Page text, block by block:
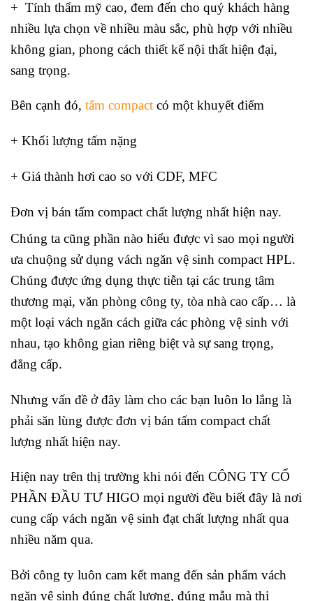
+ Tính thẩm mỹ cao, đem đến cho quý khách hàng
nhiều lựa chọn về nhiều màu sắc, phù hợp với nhiều
không gian, phong cách thiết kế nội thất hiện đại,
sang trọng.
Bên cạnh đó, tấm compact có một khuyết điểm
+ Khối lượng tấm nặng
+ Giá thành hơi cao so với CDF, MFC
Đơn vị bán tấm compact chất lượng nhất hiện nay.
Chúng ta cũng phần nào hiểu được vì sao mọi người
ưa chuộng sử dụng vách ngăn vệ sinh compact HPL.
Chúng được ứng dụng thực tiễn tại các trung tâm
thương mại, văn phòng công ty, tòa nhà cao cấp… là
một loại vách ngăn cách giữa các phòng vệ sinh với
nhau, tạo không gian riêng biệt và sự sang trọng,
đẳng cấp.
Nhưng vấn đề ở đây làm cho các bạn luôn lo lắng là
phải săn lùng được đơn vị bán tấm compact chất
lượng nhất hiện nay.
Hiện nay trên thị trường khi nói đến CÔNG TY CỔ
PHẦN ĐẦU TƯ HIGO mọi người đều biết đây là nơi
cung cấp vách ngăn vệ sinh đạt chất lượng nhất qua
nhiều năm qua.
Bởi công ty luôn cam kết mang đến sản phẩm vách
ngăn vệ sinh đúng chất lượng, đúng mẫu mà thị